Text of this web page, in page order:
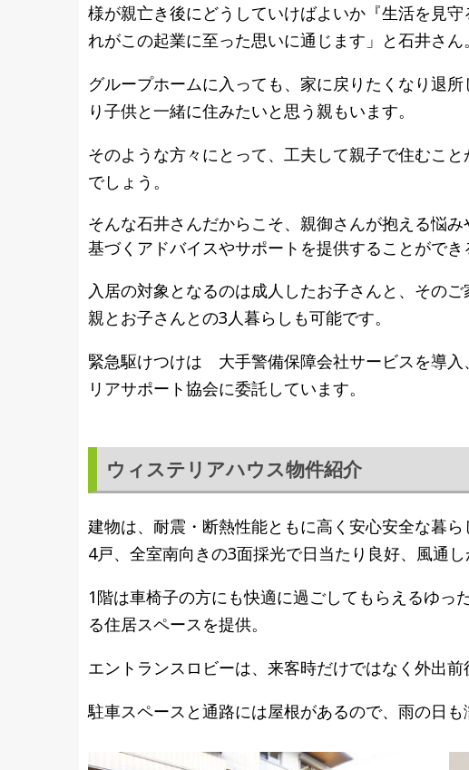
様が親亡き後にどうしていけばよいか『生活を見
れがこの起業に至った思いに通じます」と石井さん。
グループホームに入っても、家に戻りたくなり退
り子供と一緒に住みたいと思う親もいます。
そのような方々にとって、工夫して親子で住むこ
でしょう。
そんな石井さんだからこそ、親御さんが抱える悩
基づくアドバイスやサポートを提供することができ
入居の対象となるのは成人したお子さんと、その
親とお子さんとの3人暮らしも可能です。
緊急駆けつけは 大手警備保障会社サービスを導入
リアサポート協会に委託しています。
ウィステリアハウス物件紹介
建物は、耐震・断熱性能ともに高く安心安全な暮
4戸、全室南向きの3面採光で日当たり良好、風通し
1階は車椅子の方にも快適に過ごしてもらえるゆ
る住居スペースを提供。
エントランスロビーは、来客時だけではなく外出前
駐車スペースと通路には屋根があるので、雨の日も